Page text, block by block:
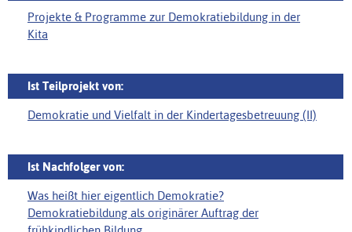
Projekte & Programme zur Demokratiebildung in der
Kita
Ist Teilprojekt von:
Demokratie und Vielfalt in der Kindertagesbetreuung (II)
Ist Nachfolger von:
Was heißt hier eigentlich Demokratie?
Demokratiebildung als originärer Auftrag der